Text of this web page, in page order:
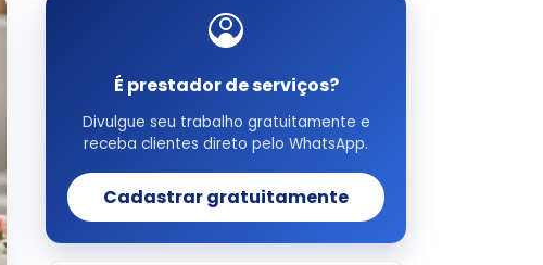
É prestador de serviços?
Divulgue seu trabalho gratuitamente e
receba clientes direto pelo WhatsApp.
Cadastrar gratuitamente